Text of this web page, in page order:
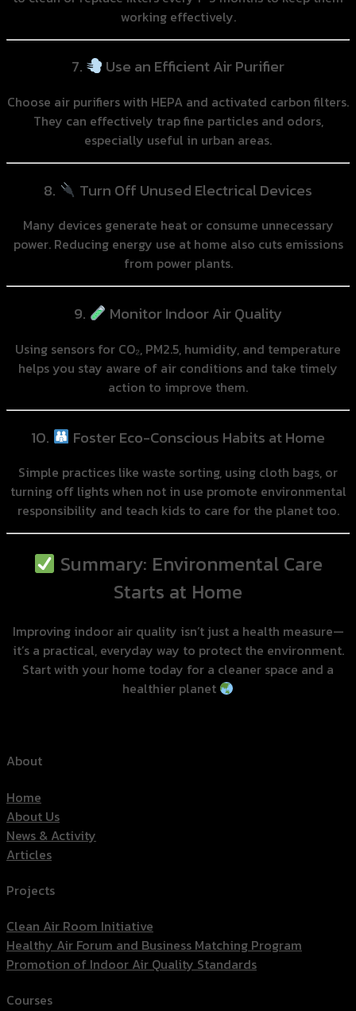
working effectively.
7. Use an Efficient Air Purifier
Choose air purifiers with HEPA and activated carbon filters.
They can effectively trap fine particles and odors,
especially useful in urban areas.
8. Turn Off Unused Electrical Devices
Many devices generate heat or consume unnecessary
power. Reducing energy use at home also cuts emissions
from power plants.
9. Monitor Indoor Air Quality
Using sensors for CO₂, PM2.5, humidity, and temperature
helps you stay aware of air conditions and take timely
action to improve them.
10. Foster Eco-Conscious Habits at Home
Simple practices like waste sorting, using cloth bags, or
turning off lights when not in use promote environmental
responsibility and teach kids to care for the planet too.
Summary: Environmental Care
Starts at Home
Improving indoor air quality isn’t just a health measure—
it’s a practical, everyday way to protect the environment.
Start with your home today for a cleaner space and a
healthier planet
About
Home
About Us
News & Activity
Articles
Projects
Clean Air Room Initiative
Healthy Air Forum and Business Matching Program
Promotion of Indoor Air Quality Standards
Courses